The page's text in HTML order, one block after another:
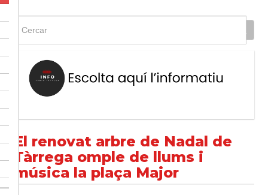
El renovat arbre de Nadal de
Tàrrega omple de llums i
música la plaça Major